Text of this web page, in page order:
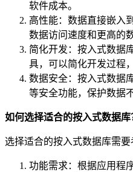
软件成本。
高性能：数据直接嵌入
数据访问速度和更高的
简化开发：按入式数据
具，可以简化开发过程
数据安全：按入式数据
等安全功能，保护数据
如何选择适合的按入式数据库
选择适合的按入式数据库需要
功能需求：根据应用程